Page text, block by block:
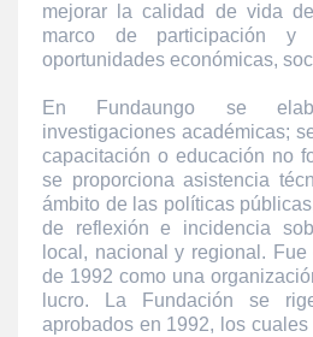
mejorar la calidad de vida
marco de participación y
oportunidades económicas,
En Fundaungo se
investigaciones académicas;
capacitación o educación no
se proporciona asistencia
ámbito de las políticas
de reflexión e incidencia
local, nacional y regional.
de 1992 como una
lucro. La Fundación se
aprobados en 1992, los